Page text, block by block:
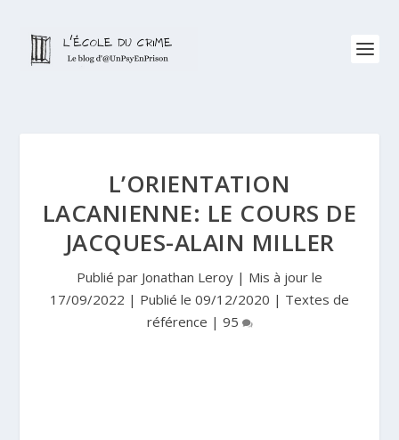
L’ORIENTATION
LACANIENNE: LE COURS DE
JACQUES-ALAIN MILLER
Publié par Jonathan Leroy | Mis à jour le
17/09/2022 | Publié le 09/12/2020 | Textes de
référence | 95